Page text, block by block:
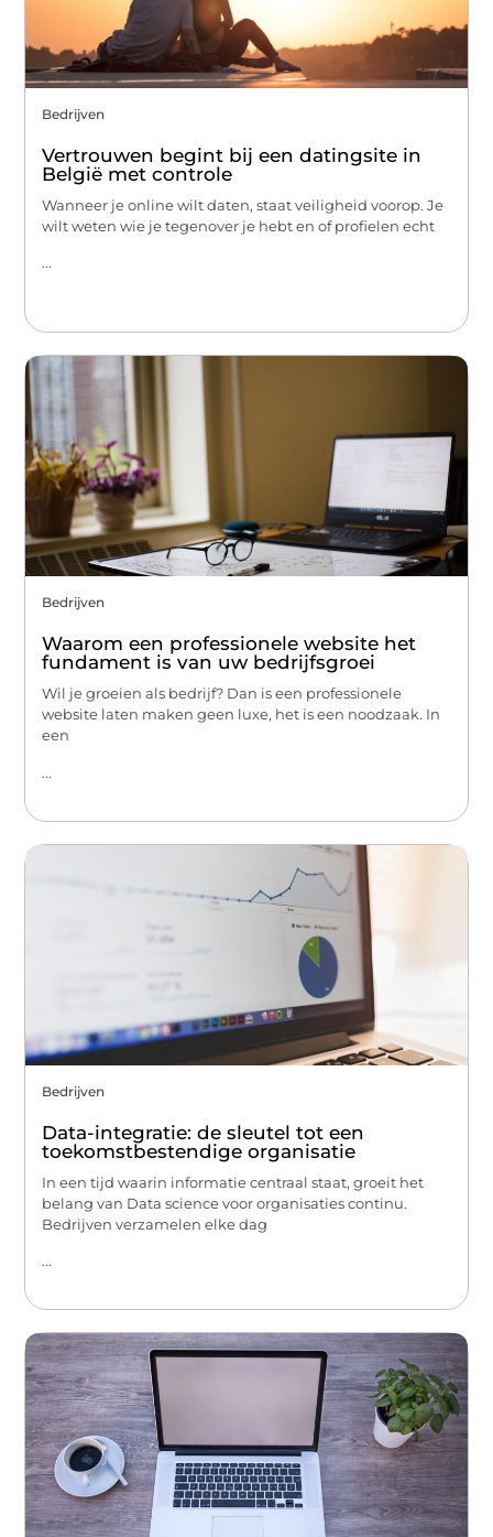
Bedrijven
Vertrouwen begint bij een datingsite in
België met controle
Wanneer je online wilt daten, staat veiligheid voorop. Je
wilt weten wie je tegenover je hebt en of profielen echt
...
Bedrijven
Waarom een professionele website het
fundament is van uw bedrijfsgroei
Wil je groeien als bedrijf? Dan is een professionele
website laten maken geen luxe, het is een noodzaak. In
een
...
Bedrijven
Data-integratie: de sleutel tot een
toekomstbestendige organisatie
In een tijd waarin informatie centraal staat, groeit het
belang van Data science voor organisaties continu.
Bedrijven verzamelen elke dag
...